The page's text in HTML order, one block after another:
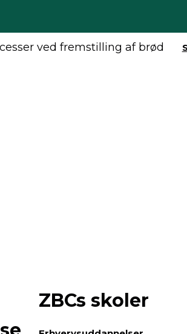
ved fremstilling af brød
ZBCs skoler